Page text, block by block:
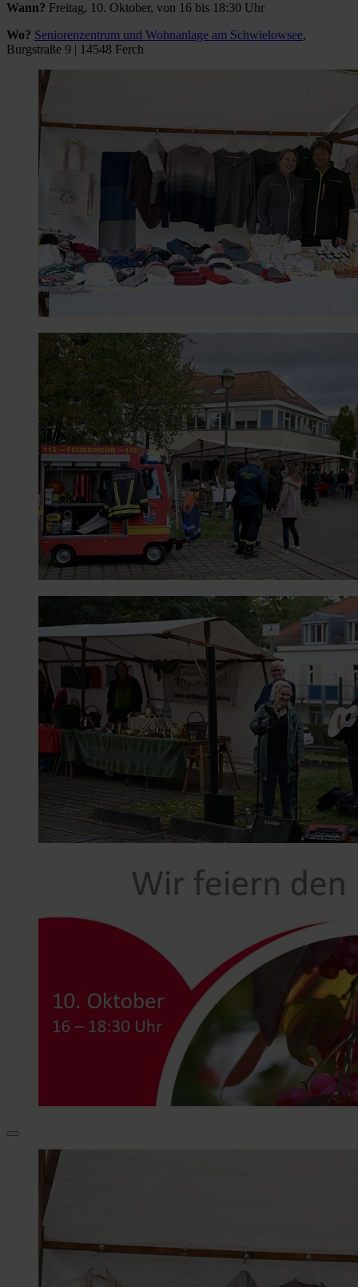
Wann? Freitag, 10. Oktober, von 16 bis 18:30 Uhr
Wo? Seniorenzentrum und Wohnanlage am Schwielowsee,
Burgstraße 9 | 14548 Ferch